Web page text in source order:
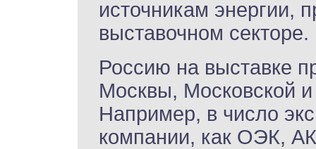
источникам энергии,
выставочном секторе.
Россию на выставке
Москвы, Московской
Например, в число
компании, как ОЭК,